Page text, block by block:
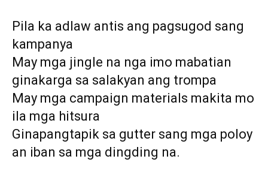
Pila ka adlaw antis ang pagsugod sang
kampanya
May mga jingle na nga imo mabatian
ginakarga sa salakyan ang trompa
May mga campaign materials makita mo
ila mga hitsura
Ginapangtapik sa gutter sang mga poloy
an iban sa mga dingding na.